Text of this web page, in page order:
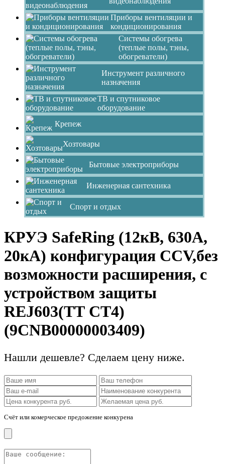
Приборы вентиляции и
кондиционирования
Системы обогрева
(теплые полы, тэны,
обогреватели)
Инструмент различного
назначения
ТВ и спутниковое
оборудование
Крепеж
Хозтовары
Бытовые электроприборы
Инженерная сантехника
Спорт и отдых
КРУЭ SafeRing (12кВ, 630А,
20кА) конфигурация CCV,без
возможности расширения, с
устройством защиты
REJ603(ТТ СТ4)
(9CNB00000003409)
Нашли дешевле? Сделаем цену ниже.
Счёт или комерческое предожение конкурена